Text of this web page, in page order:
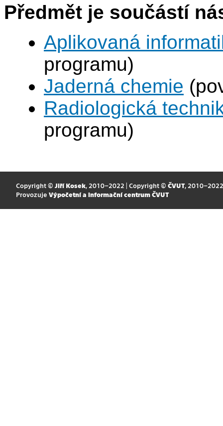
Předmět je součástí
Aplikovaná
programu)
Jaderná chemie
Radiologická
programu)
Copyright © Jiří Kosek, 2010–2022 | Copyright © ČVUT, 2010–2022
Provozuje Výpočetní a informační centrum ČVUT